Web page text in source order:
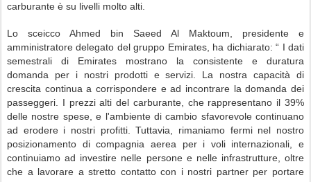
carburante è su livelli molto alti.
Lo sceicco Ahmed bin Saeed Al Maktoum, presidente e
amministratore delegato del gruppo Emirates, ha dichiarato: “ I dati
semestrali di Emirates mostrano la consistente e duratura
domanda per i nostri prodotti e servizi. La nostra capacità di
crescita continua a corrispondere e ad incontrare la domanda dei
passeggeri. I prezzi alti del carburante, che rappresentano il 39%
delle nostre spese, e l'ambiente di cambio sfavorevole continuano
ad erodere i nostri profitti. Tuttavia, rimaniamo fermi nel nostro
posizionamento di compagnia aerea per i voli internazionali, e
continuiamo ad investire nelle persone e nelle infrastrutture, oltre
che a lavorare a stretto contatto con i nostri partner per portare